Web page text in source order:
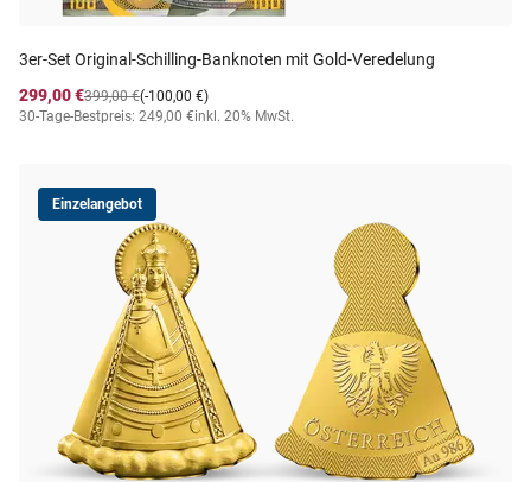
3er-Set Original-Schilling-Banknoten mit Gold-Veredelung
299,00 €
(-100,00 €)
399,00 €
30-Tage-Bestpreis: 249,00 €inkl. 20% MwSt.
Einzelangebot